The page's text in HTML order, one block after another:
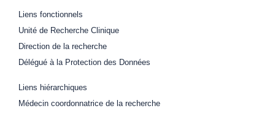
Liens fonctionnels
Unité de Recherche Clinique
Direction de la recherche
Délégué à la Protection des Données
Liens hiérarchiques
Médecin coordonnatrice de la recherche